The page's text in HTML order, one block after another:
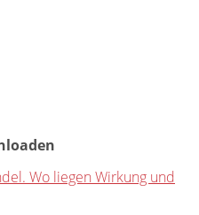
Wo liegen Wirkung und